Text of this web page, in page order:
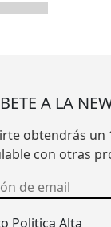
A LA
obtendrás un
con otras
Politica Alta